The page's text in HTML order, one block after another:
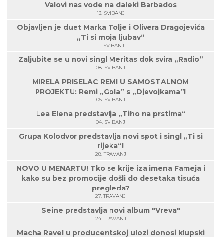
Valovi nas vode na daleki Barbados
13. SVIBANJ
Objavljen je duet Marka Tolje i Olivera Dragojevića
„Ti si moja ljubav“
11. SVIBANJ
Zaljubite se u novi singl Meritas dok svira „Radio”
08. SVIBANJ
MIRELA PRISELAC REMI U SAMOSTALNOM
PROJEKTU: Remi „Gola” s „Djevojkama”!
05. SVIBANJ
Lea Elena predstavlja „Tiho na prstima“
04. SVIBANJ
Grupa Kolodvor predstavlja novi spot i singl „Ti si
rijeka“!
28. TRAVANJ
NOVO U MENARTU! Tko se krije iza imena Fameja i
kako su bez promocije došli do desetaka tisuća
pregleda?
27. TRAVANJ
Seine predstavlja novi album "Vreva"
24. TRAVANJ
Macha Ravel u producentskoj ulozi donosi klupski